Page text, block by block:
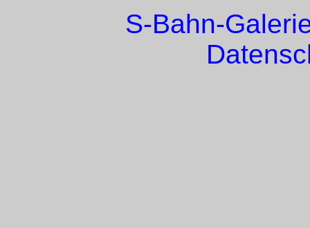
S-Bahn-